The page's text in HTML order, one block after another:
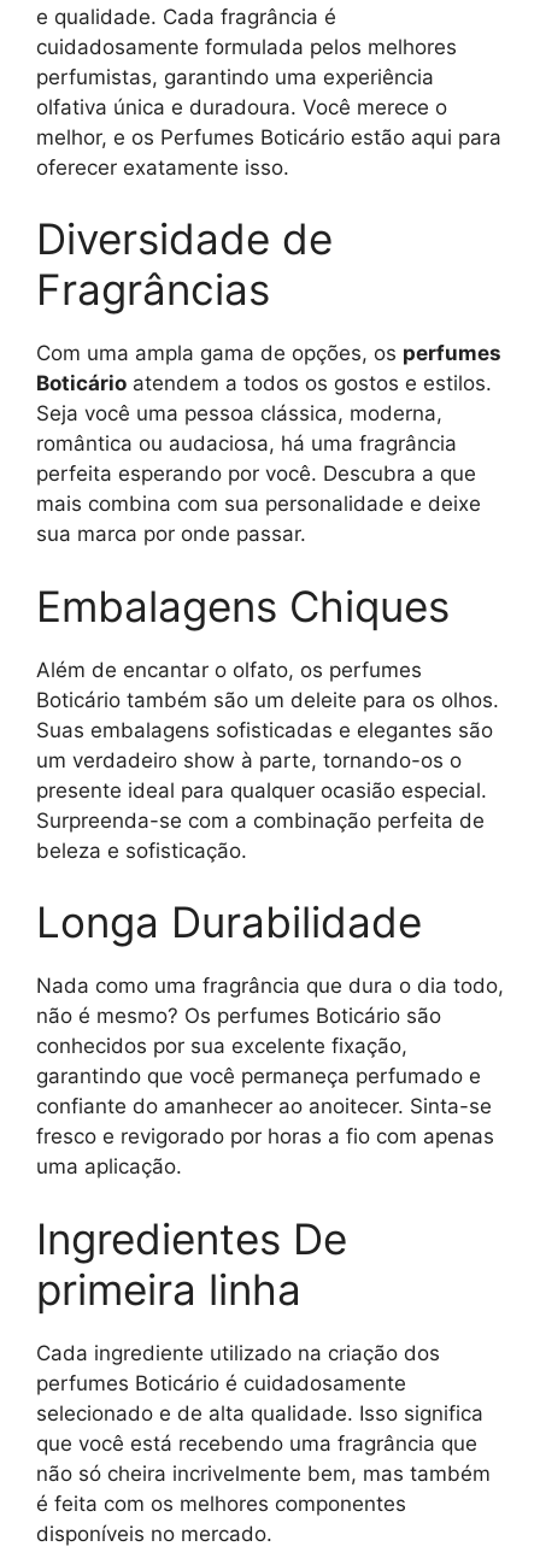
e qualidade. Cada fragrância é
cuidadosamente formulada pelos melhores
perfumistas, garantindo uma experiência
olfativa única e duradoura. Você merece o
melhor, e os Perfumes Boticário estão aqui para
oferecer exatamente isso.
Diversidade de
Fragrâncias
Com uma ampla gama de opções, os perfumes
Boticário atendem a todos os gostos e estilos.
Seja você uma pessoa clássica, moderna,
romântica ou audaciosa, há uma fragrância
perfeita esperando por você. Descubra a que
mais combina com sua personalidade e deixe
sua marca por onde passar.
Embalagens Chiques
Além de encantar o olfato, os perfumes
Boticário também são um deleite para os olhos.
Suas embalagens sofisticadas e elegantes são
um verdadeiro show à parte, tornando-os o
presente ideal para qualquer ocasião especial.
Surpreenda-se com a combinação perfeita de
beleza e sofisticação.
Longa Durabilidade
Nada como uma fragrância que dura o dia todo,
não é mesmo? Os perfumes Boticário são
conhecidos por sua excelente fixação,
garantindo que você permaneça perfumado e
confiante do amanhecer ao anoitecer. Sinta-se
fresco e revigorado por horas a fio com apenas
uma aplicação.
Ingredientes De
primeira linha
Cada ingrediente utilizado na criação dos
perfumes Boticário é cuidadosamente
selecionado e de alta qualidade. Isso significa
que você está recebendo uma fragrância que
não só cheira incrivelmente bem, mas também
é feita com os melhores componentes
disponíveis no mercado.